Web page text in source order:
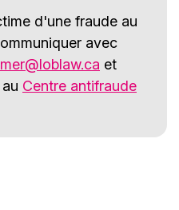
d'une fraude au
avec
et
Centre antifraude